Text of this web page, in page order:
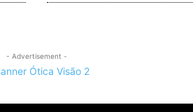
- Advertisement -